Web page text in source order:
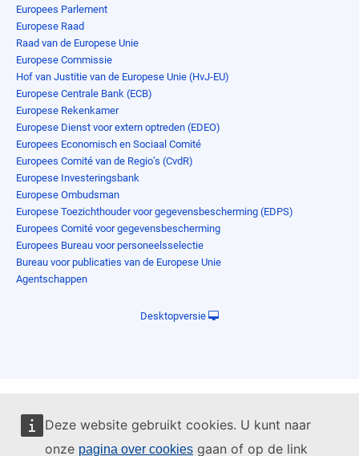
Deze website gebruikt cookies. U kunt naar
onze pagina over cookies gaan of op de link
Europees Parlement
Europese Raad
Raad van de Europese Unie
Europese Commissie
Hof van Justitie van de Europese Unie (HvJ-EU)
Europese Centrale Bank (ECB)
Europese Rekenkamer
Europese Dienst voor extern optreden (EDEO)
Europees Economisch en Sociaal Comité
Europees Comité van de Regio’s (CvdR)
Europese Investeringsbank
Europese Ombudsman
Europese Toezichthouder voor gegevensbescherming (EDPS)
Europees Comité voor gegevensbescherming
Europees Bureau voor personeelsselectie
Bureau voor publicaties van de Europese Unie
Agentschappen
Desktopversie